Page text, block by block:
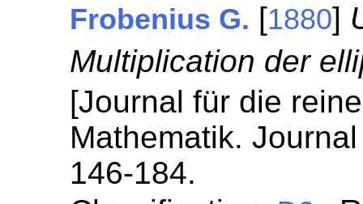
Frobenius G. [1880]
Multiplication der
[Journal für die
Mathematik.
146-184.